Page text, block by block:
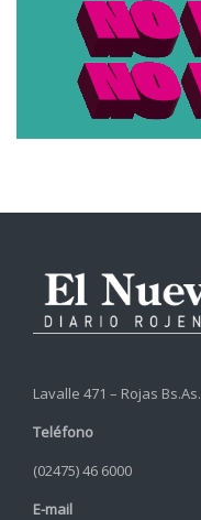
Lavalle 471 – Rojas Bs.As.
Teléfono
(02475) 46 6000
E-mail